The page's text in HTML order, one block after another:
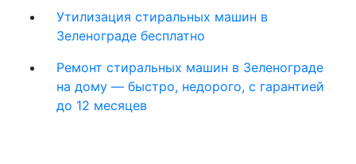
Утилизация стиральных машин в
Зеленограде бесплатно
Ремонт стиральных машин в Зеленограде
на дому — быстро, недорого, с гарантией
до 12 месяцев